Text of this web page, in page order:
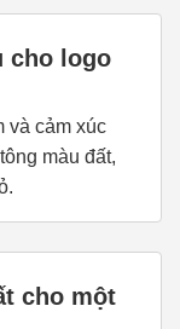
cho logo
và cảm xúc
màu đất,
cho một